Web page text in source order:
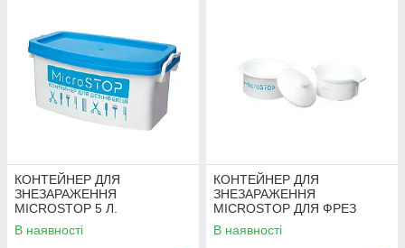
КОНТЕЙНЕР ДЛЯ
ЗНЕЗАРАЖЕННЯ
MICROSTOP 5 Л.
В наявності
КОНТЕЙНЕР ДЛЯ
ЗНЕЗАРАЖЕННЯ
MICROSTOP ДЛЯ ФРЕЗ
0,12Л.
В наявності